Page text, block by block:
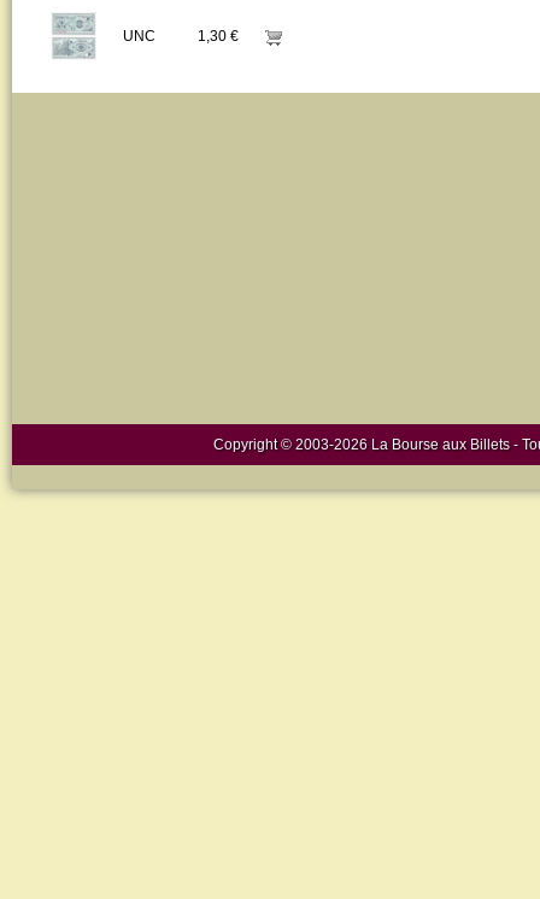
UNC 1,30 €
Copyright © 2003-2026 La Bourse aux Billets -